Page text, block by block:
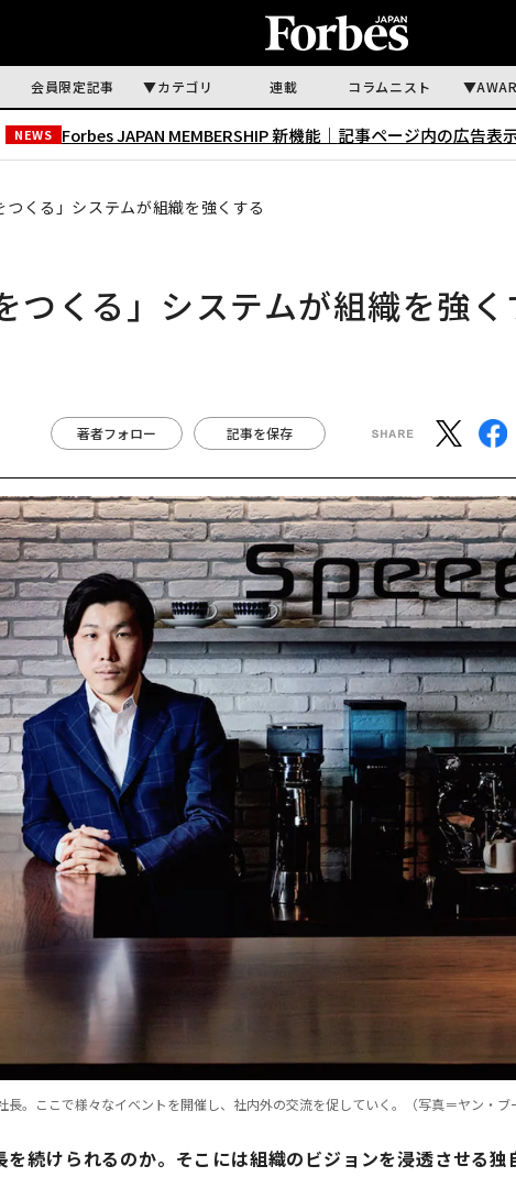
会員限定記事 カテゴリ 連載 コラムニスト
NEWS Forbes JAPAN MEMBERSHIP 新機能｜ 記事ページ内の広告表
くる」システムが組織を強くする
くる」システムが組織を強く
著者フォロー 記事を保存
。ここで様々なイベントを開催し、社内外の交流を促していく。（写真＝ヤン・ブ
続けられるのか。そこには組織のビジョンを浸透させる独